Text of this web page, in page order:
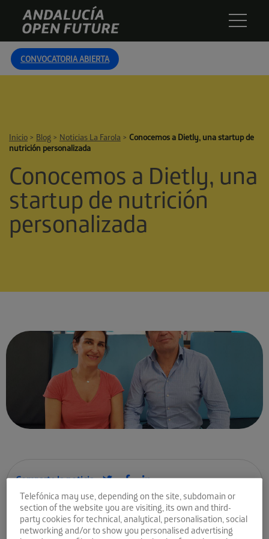
content
Andalucía
Open
Future
CONVOCATORIA ABIERTA
Inicio > Blog > Noticias La Farola > Conocemos a Dietly, una startup de
nutrición personalizada
Conocemos a Dietly, una
startup de nutrición
personalizada
Comparte la noticia:
Conocemos a Dietly, una
startup de nutrición
Telefónica may use, depending on the site, subdomain or
section of the website you are visiting, its own and third-
party cookies for technical, analytical, personalisation, social
networking and/or to show you personalised advertising